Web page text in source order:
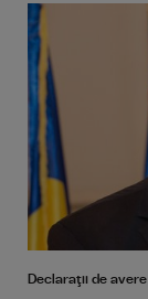
Declaraţii de avere